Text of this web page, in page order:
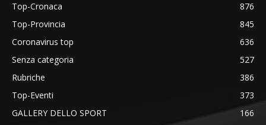
Top-Cronaca
876
Top-Provincia
845
Coronavirus top
636
Senza categoria
527
Rubriche
386
Top-Eventi
373
GALLERY DELLO SPORT
166